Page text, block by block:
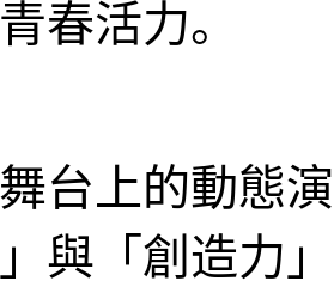
春活力。
上的動態演
與「創造力